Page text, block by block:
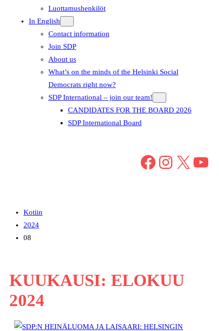
Luottamushenkilöt
In English
Contact information
Join SDP
About us
What’s on the minds of the Helsinki Social
Democrats right now?
SDP International – join our team!
CANDIDATES FOR THE BOARD 2026
SDP International Board
Facebook Instagram X YouTube
Kotiin
2024
08
KUUKAUSI: ELOKUU
2024